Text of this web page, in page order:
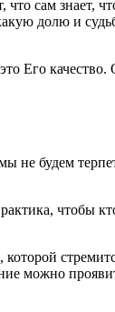
что сам знает,
долю и
Его
не будем
чтобы
можно